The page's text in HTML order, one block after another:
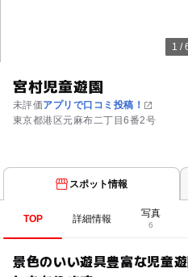
1 /
宮村児童遊園
未評価アプリで口コミ投稿！
東京都港区元麻布二丁目6番2号
スポット情報
TOP 詳細情報 写真
6
景色のいい遊具豊富な児童